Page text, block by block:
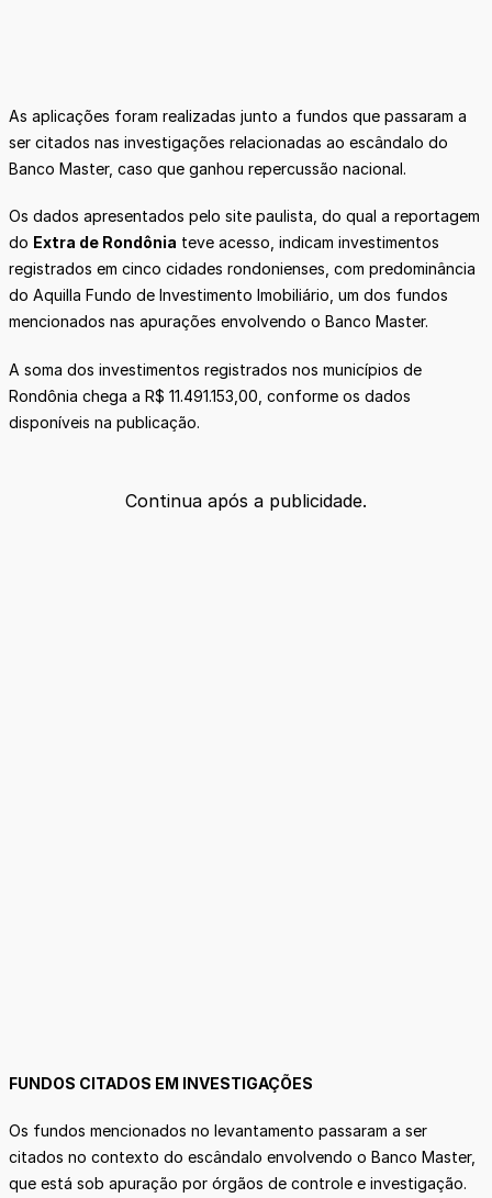
As aplicações foram realizadas junto a fundos que passaram a
ser citados nas investigações relacionadas ao escândalo do
Banco Master, caso que ganhou repercussão nacional.
Os dados apresentados pelo site paulista, do qual a reportagem
do Extra de Rondônia teve acesso, indicam investimentos
registrados em cinco cidades rondonienses, com predominância
do Aquilla Fundo de Investimento Imobiliário, um dos fundos
mencionados nas apurações envolvendo o Banco Master.
A soma dos investimentos registrados nos municípios de
Rondônia chega a R$ 11.491.153,00, conforme os dados
disponíveis na publicação.
Continua após a publicidade.
FUNDOS CITADOS EM INVESTIGAÇÕES
Os fundos mencionados no levantamento passaram a ser
citados no contexto do escândalo envolvendo o Banco Master,
que está sob apuração por órgãos de controle e investigação.